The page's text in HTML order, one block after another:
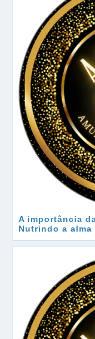
A importância
Nutrindo a alma